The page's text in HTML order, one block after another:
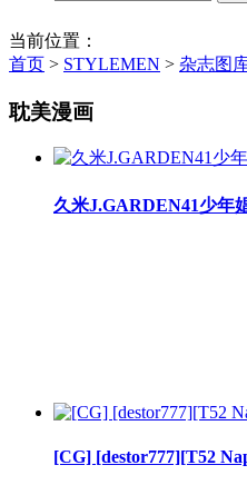
当前位置：
首页 > STYLEMEN > 杂志图
耽美漫画
久米J.GARDEN41少年
[CG] [destor777][T52